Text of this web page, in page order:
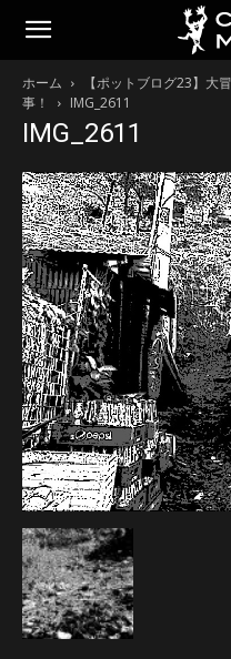
ホーム
【ポットブログ23】大
事！
IMG_2611
IMG_2611